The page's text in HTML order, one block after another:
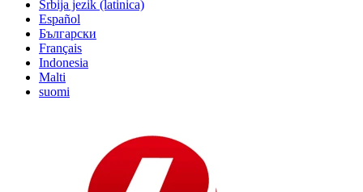
Srbija jezik (latinica)
Español
Български
Français
Indonesia
Malti
suomi